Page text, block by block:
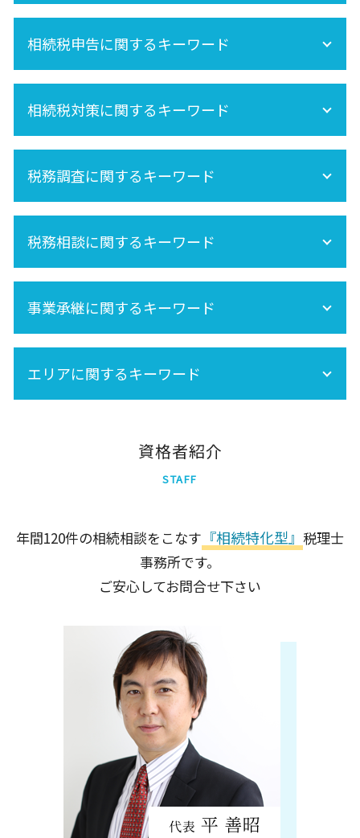
遺産相続 所得税
未成年 相続
空き家 対策 特別措置法
相続分
相続 養子
保険金 相続
再婚 相続
遺産分割 税金
相続税 不動産
相続税申告に関するキーワード
相続手続きの流れ
準確定申告 期限
準確定申告 書き方
相続税申告
相続税対策に関するキーワード
相続税 非課税
相続税 土地
相続税対策
相続放棄
死亡保険金 相続税
生命保険 相続税
小規模宅地の特例
相続税申告 必要書類
相続税 計算
株 相続税
税務調査に関するキーワード
税務調査 時期
相続税 税務調査 どこまで調べる
税務調査 どこまで調べる
相続税 税務調査 いくら 以上
税務相談に関するキーワード
事業承継に関するキーワード
事業承継税制
エリアに関するキーワード
足立区
資格者紹介
STAFF
年間120件の相続相談をこなす 『相続特化型』 税理士
事務所です。
ご安心してお問合せ下さい